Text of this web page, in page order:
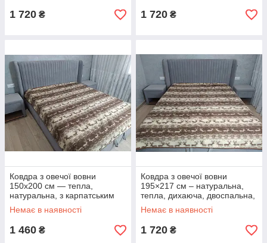
1 720 ₴ 1 720 ₴
Ковдра з овечої вовни
150x200 см — тепла,
натуральна, з карпатським
узором, полуторна
Немає в наявності
1 460 ₴
Ковдра з овечої вовни
195×217 см – натуральна,
тепла, дихаюча, двоспальна,
екологічна, зимова, з
малюнком оленів
Немає в наявності
1 720 ₴